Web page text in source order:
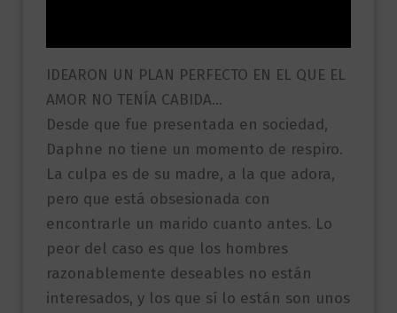
IDEARON UN PLAN PERFECTO EN EL QUE EL
AMOR NO TENÍA CABIDA…
Desde que fue presentada en sociedad,
Daphne no tiene un momento de respiro.
La culpa es de su madre, a la que adora,
pero que está obsesionada con
encontrarle un marido cuanto antes. Lo
peor del caso es que los hombres
razonablemente deseables no están
interesados, y los que sí lo están son unos